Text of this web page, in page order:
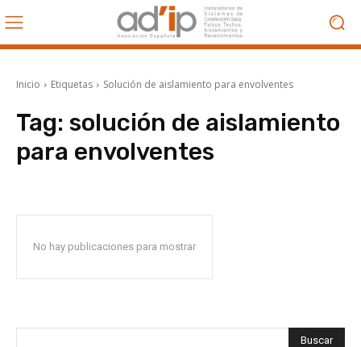
Inicio Etiquetas Solución de aislamiento para envolventes
Tag: solución de aislamiento
para envolventes
No hay publicaciones para mostrar
Buscar